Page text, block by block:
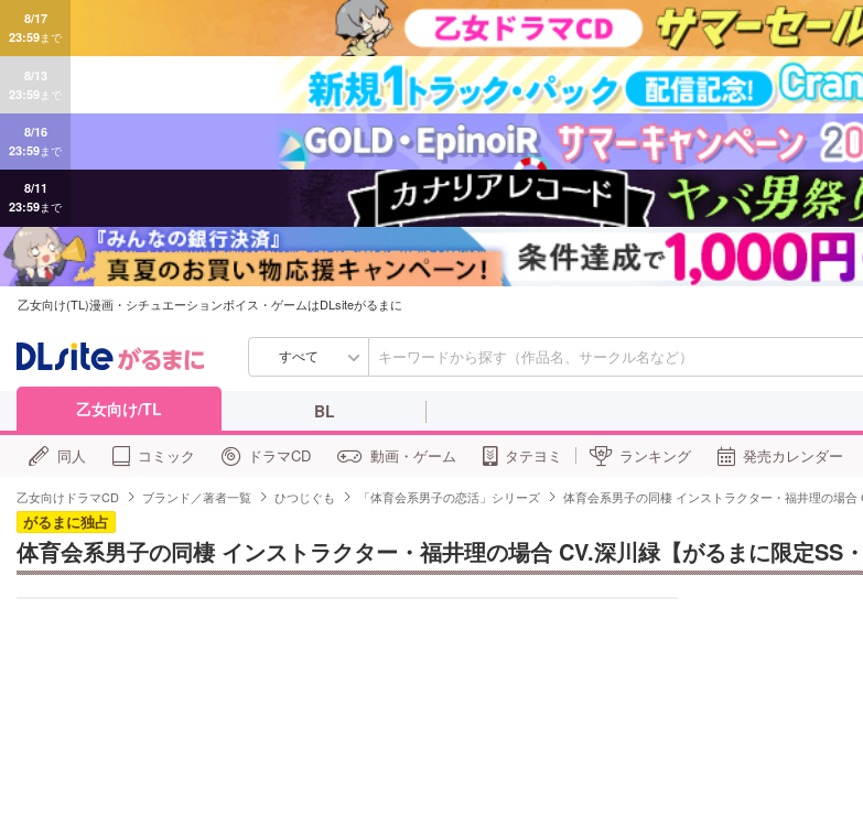
8/17
23:59まで
8/13
23:59 まで
8/16
23:59まで
8/11
23:59まで
乙女向け(TL)漫画・シチュエーションボイス・ゲームはDLsiteがるまに
すべて
乙女向け/TL BL
同人 コミック ドラマCD 動画・ゲーム タテヨミ ランキング 発売カレンダー
乙女向けドラマCD ブランド／著者一覧 ひつじぐも 「体育会系男子の恋活」シリーズ 体育会系男子の同棲 インストラクター・福井理の場合
がるまに独占
体育会系男子の同棲 インストラクター・福井理の場合 CV.深川緑【がるまに限定SS